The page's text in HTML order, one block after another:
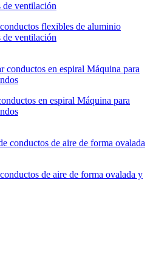
flexibles de aluminio
de ventilación
en espiral Máquina para
de aire de forma ovalada y